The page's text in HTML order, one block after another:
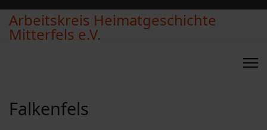
Arbeitskreis Heimatgeschichte
Mitterfels e.V.
Falkenfels